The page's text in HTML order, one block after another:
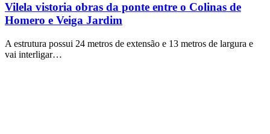
Vilela vistoria obras da ponte entre o Colinas de
Homero e Veiga Jardim
A estrutura possui 24 metros de extensão e 13 metros de largura e
vai interligar…